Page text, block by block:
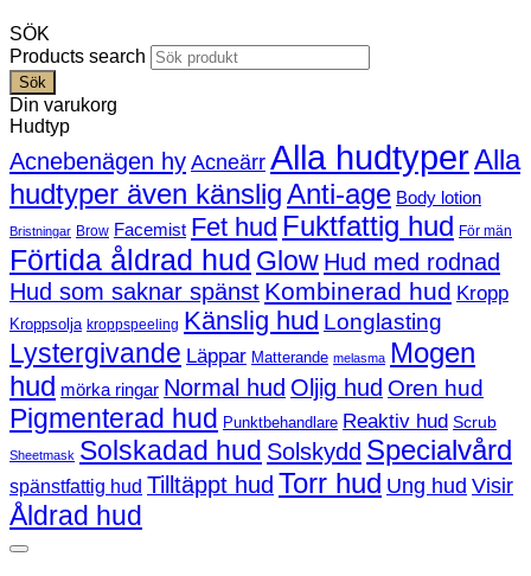
SÖK
Products search
Sök
Din varukorg
Hudtyp
Acnebenägen hy Acneärr Alla hudtyperAlla
hudtyper även känsligAnti-age Body lotion
Bristningar Brow Facemist Fet hud Fuktfattig hud För män
Förtida åldrad hud Glow Hud med rodnad
Hud som saknar spänst Kombinerad hud Kropp
Kroppsolja kroppspeeling Känslig hud Longlasting
Lystergivande Läppar Matterande melasma Mogen
hud mörka ringar Normal hud Oljig hud Oren hud
Pigmenterad hud Punktbehandlare Reaktiv hud Scrub
Sheetmask Solskadad hud Solskydd Specialvård
spänstfattig hud Tilltäppt hud Torr hud Ung hud Visir
Åldrad hud